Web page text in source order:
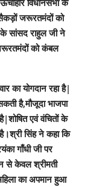
सैकड़ों जरूरतमंदों को
सांसद राहुल जी ने
को कंबल
का योगदान रहा है|
है,मौजूदा भाजपा
एवं वंचितों के
सिंह ने कहा कि
गाँधी जी पर
से केवल श्रीमती
का अपमान हुआ